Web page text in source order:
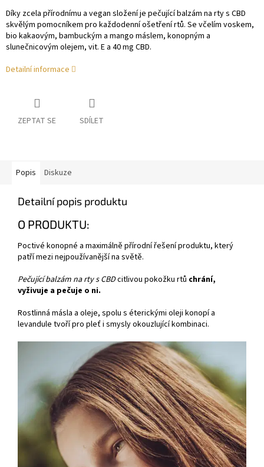
Díky zcela přírodnímu a vegan složení je pečující balzám na rty s CBD
skvělým pomocníkem pro každodenní ošetření rtů. Se včelím voskem,
bio kakaovým, bambuckým a mango máslem, konopným a
slunečnicovým olejem, vit. E a 40 mg CBD.
Detailní informace
ZEPTAT SE SDÍLET
Popis Diskuze
Detailní popis produktu
O PRODUKTU:
Poctivé konopné a maximálně přírodní řešení produktu, který
patří mezi nejpoužívanější na světě.
Pečující balzám na rty s CBDcitlivou pokožku rtů chrání,
vyživuje a pečuje o ni.
Rostlinná másla a oleje, spolu s éterickými oleji konopí a
levandule tvoří pro pleť i smysly okouzlující kombinaci.